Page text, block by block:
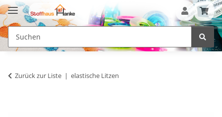
Zurück zur Liste elastische Litzen